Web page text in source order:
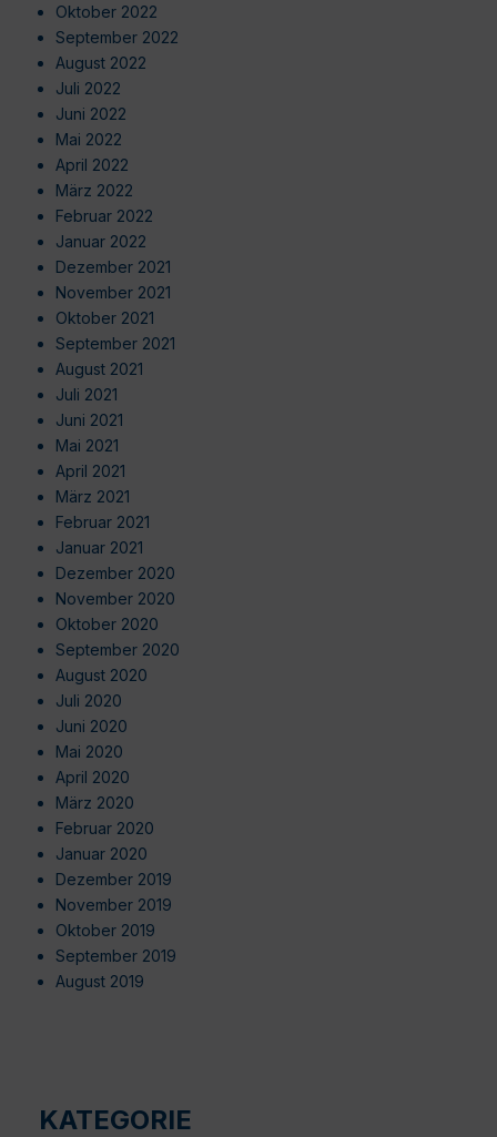
Oktober 2022
September 2022
August 2022
Juli 2022
Juni 2022
Mai 2022
April 2022
März 2022
Februar 2022
Januar 2022
Dezember 2021
November 2021
Oktober 2021
September 2021
August 2021
Juli 2021
Juni 2021
Mai 2021
April 2021
März 2021
Februar 2021
Januar 2021
Dezember 2020
November 2020
Oktober 2020
September 2020
August 2020
Juli 2020
Juni 2020
Mai 2020
April 2020
März 2020
Februar 2020
Januar 2020
Dezember 2019
November 2019
Oktober 2019
September 2019
August 2019
KATEGORIE